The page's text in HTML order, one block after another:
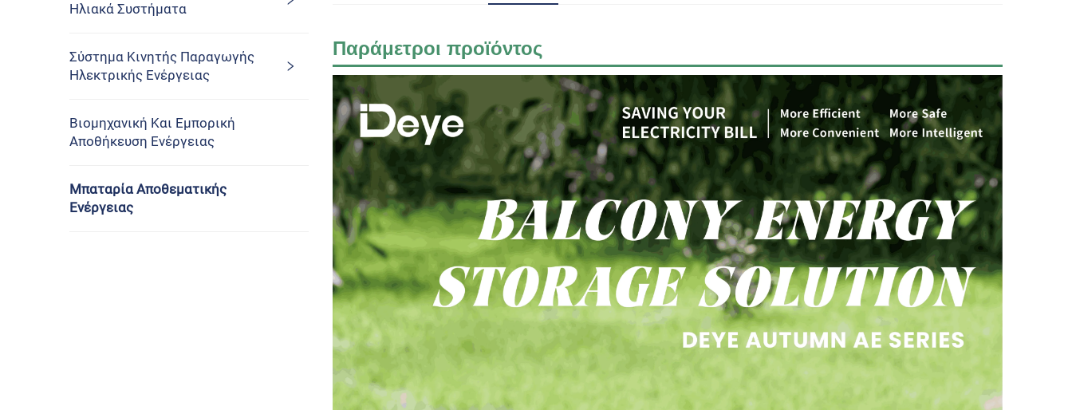
Ηλιακά Συστήματα
Σύστημα Κινητής Παραγωγής
Ηλεκτρικής Ενέργειας
Βιομηχανική Και Εμπορική
Αποθήκευση Ενέργειας
Μπαταρία Αποθεματικής
Ενέργειας
Παράμετροι προϊόντος